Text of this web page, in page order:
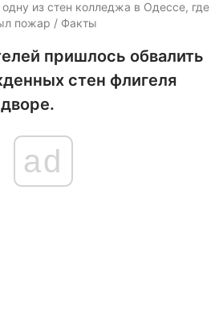
из стен колледжа в Одессе, где
пожар / Факты
пришлось обвалить
стен флигеля
ad